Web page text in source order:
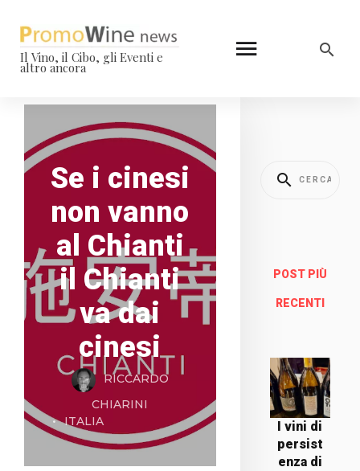
Il Vino, il Cibo, gli Eventi e
altro ancora
Se i cinesi
non vanno
al Chianti
il Chianti
va dai
cinesi
RICCARDO
CHIARINI
ITALIA
POST PIÙ
RECENTI
I vini di
persist
enza di